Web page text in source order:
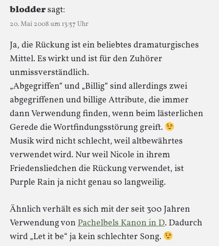
bloddersagt:
20. Mai 2008 um 13:57 Uhr
Ja, die Rückung ist ein beliebtes dramaturgisches
Mittel. Es wirkt und ist für den Zuhörer
unmissverständlich.
„Abgegriffen“ und „Billig“ sind allerdings zwei
abgegriffenen und billige Attribute, die immer
dann Verwendung finden, wenn beim lästerlichen
Gerede die Wortfindungsstörung greift.
Musik wird nicht schlecht, weil altbewährtes
verwendet wird. Nur weil Nicole in ihrem
Friedensliedchen die Rückung verwendet, ist
Purple Rain ja nicht genau so langweilig.
Ähnlich verhält es sich mit der seit 300 Jahren
Verwendung von Pachelbels Kanon in D. Dadurch
wird „Let it be“ ja kein schlechter Song.